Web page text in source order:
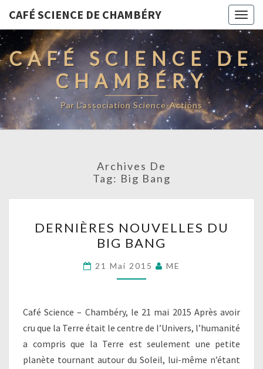
CAFÉ SCIENCE DE CHAMBÉRY
CAFÉ SCIENCE DE
CHAMBÉRY
Par L'association Science-Actions
Archives De
Tag: Big Bang
NOUVELLES
DU
BIG
BANG
DERNIÈRES NOUVELLES DU
BIG BANG
21 Mai 2015 ME
Café Science – Chambéry, le 21 mai 2015 Après avoir
cru que la Terre était le centre de l’Univers, l’humanité
a compris que la Terre est seulement une petite
planète tournant autour du Soleil, lui-même n’étant